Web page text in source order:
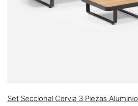
Set Seccional Cervia 3 Piezas